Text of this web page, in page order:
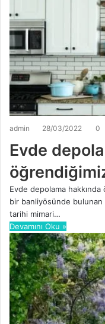
admin 28/03/2022 0
Evde
Evde depolama
bir banliyösünde bulunan
tarihi mimari…
Devamını Oku »